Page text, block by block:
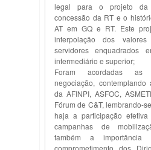
legal para o projeto da
concessão da RT e o
AT em GQ e RT. Este
interpolação dos
servidores enquadrados
intermediário e superior;
Foram acordadas as
negociação,
da AFINPI, ASFOC,
Fórum de C&T, lembrando-
haja a participação
campanhas de
também a
comprometimento dos